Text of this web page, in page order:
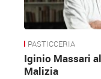
PASTICCERIA
Iginio Massari
Malizia